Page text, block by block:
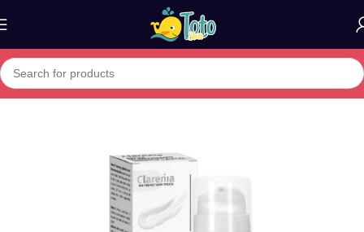
Home»Boutique»Clarenia crème éclaircissante antitaches